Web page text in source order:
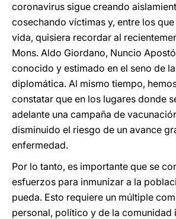
coronavirus sigue creando
cosechando víctimas y, entre los
vida, quisiera recordar al
Mons. Aldo Giordano, Nuncio
conocido y estimado en el seno de
diplomática. Al mismo tiempo,
constatar que en los lugares donde
adelante una campaña de
disminuido el riesgo de un avance
enfermedad.
Por lo tanto, es importante que se
esfuerzos para inmunizar a la
pueda. Esto requiere un múltiple
personal, político y de la comunidad